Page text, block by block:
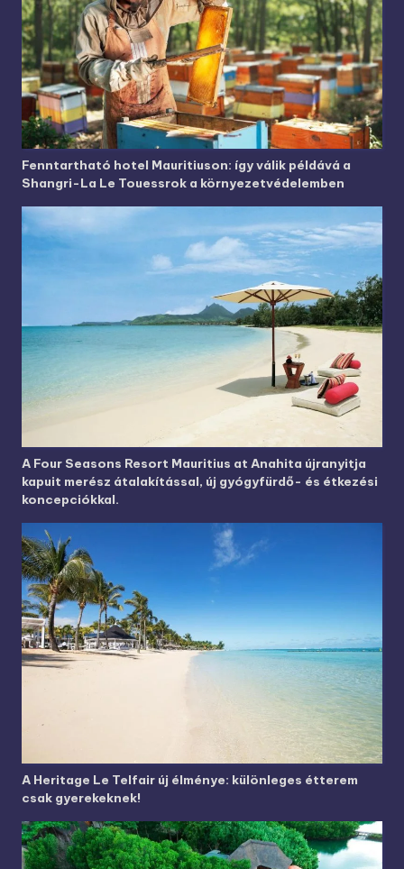
Fenntartható hotel Mauritiuson: így válik példává a
Shangri-La Le Touessrok a környezetvédelemben
A Four Seasons Resort Mauritius at Anahita újranyitja
kapuit merész átalakítással, új gyógyfürdő- és étkezési
koncepciókkal.
A Heritage Le Telfair új élménye: különleges étterem
csak gyerekeknek!